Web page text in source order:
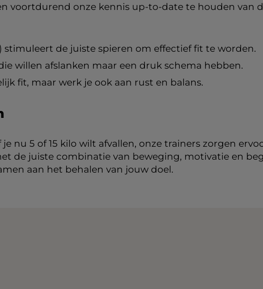
voortdurend onze kennis up-to-date te houden van
) stimuleert de juiste spieren om effectief fit te worden.
willen afslanken maar een druk schema hebben.
fit, maar werk je ook aan rust en balans.
nu 5 of 15 kilo wilt afvallen, onze trainers zorgen
de juiste combinatie van beweging, motivatie en
aan het behalen van jouw doel.